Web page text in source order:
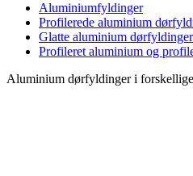
Aluminiumfyldinger
Profilerede aluminium
Glatte aluminium dørfyldinger
Profileret aluminium og
Aluminium dørfyldinger i forskellige